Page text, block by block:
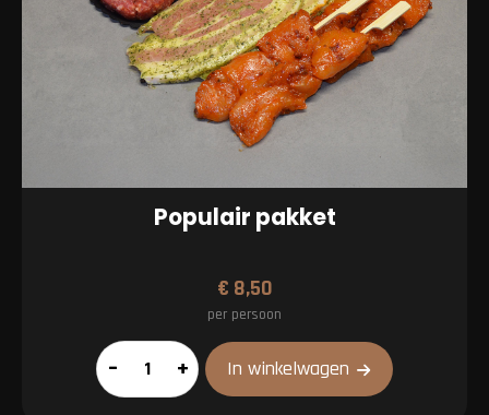
Populair pakket
€ 8,50
per persoon
Populair
pakket
– + In winkelwagen